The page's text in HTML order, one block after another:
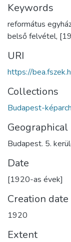
Keywords
református
belső felvétel,
URI
https://
Collections
Budapest-
Budapest. 5.
Date
[1920-as évek]
Creation date
1920
Extent